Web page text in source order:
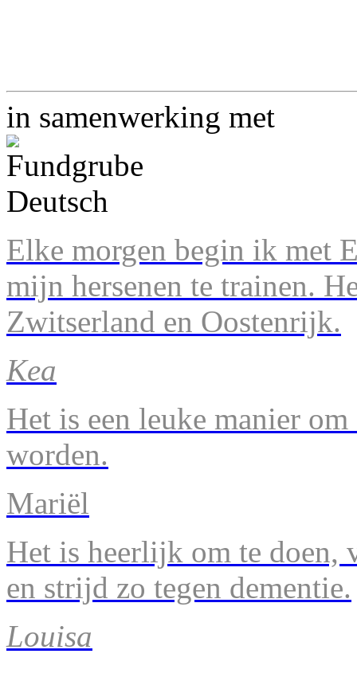
in samenwerking met
Elke morgen begin ik met
mijn hersenen te trainen.
Zwitserland en Oostenrijk.
Kea
Het is een leuke manier
worden.
Mariël
Het is heerlijk om te doen,
en strijd zo tegen dementie.
Louisa